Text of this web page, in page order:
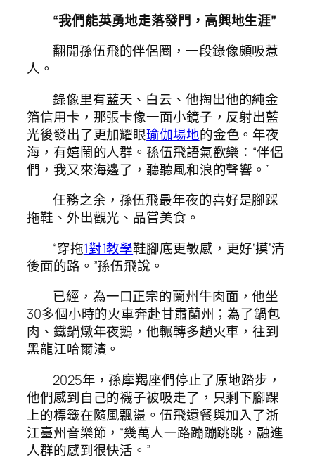
“我們能英勇地走落發門，高興地生涯”
翻開孫伍飛的伴侶圈，一段錄像頗吸惹
人。
錄像里有藍天、白云、他掏出他的純金
箔信用卡，那張卡像一面小鏡子，反射出藍
光後發出了更加耀眼瑜伽場地的金色。年夜
海，有嬉鬧的人群。孫伍飛語氣歡樂：“伴侶
們，我又來海邊了，聽聽風和浪的聲響。”
任務之余，孫伍飛最年夜的喜好是腳踩
拖鞋、外出觀光、品嘗美食。
“穿拖1對1教學鞋腳底更敏感，更好‘摸’清
後面的路。”孫伍飛說。
已經，為一口正宗的蘭州牛肉面，他坐
30多個小時的火車奔赴甘肅蘭州；為了鍋包
肉、鐵鍋燉年夜鵝，他輾轉多趟火車，往到
黑龍江哈爾濱。
2025年，孫摩羯座們停止了原地踏步，
他們感到自己的襪子被吸走了，只剩下腳踝
上的標籤在隨風飄盪。伍飛還餐與加入了浙
江臺州音樂節，“幾萬人一路蹦蹦跳跳，融進
人群的感到很快活。”